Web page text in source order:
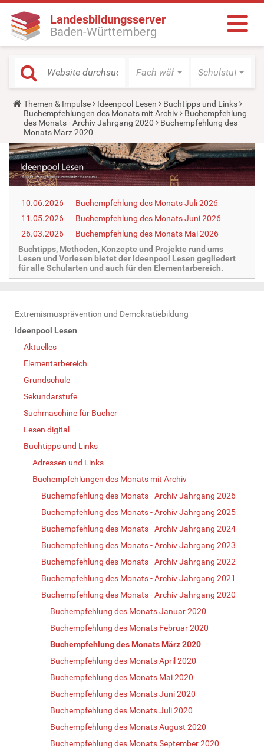
Landesbildungsserver
Baden-Württemberg
Fach wählen Schulstufe
Y
o
u
a
r
e
h
e
r
e
Themen & Impulse Ideenpool Lesen
Buchtipps und Links
Buchempfehlungen des Monats mit Archiv
Buchempfehlung
des Monats - Archiv Jahrgang 2020
Buchempfehlung des
Monats März 2020
10.06.2026
Buchempfehlung des Monats Juli 2026
11.05.2026
Buchempfehlung des Monats Juni 2026
26.03.2026
Buchempfehlung des Monats Mai 2026
Buchtipps, Methoden, Konzepte und Projekte rund ums
Lesen und Vorlesen bietet der Ideenpool Lesen gegliedert
für alle Schularten und auch für den Elementarbereich.
N
a
Extremismusprävention und Demokratiebildung
Ideenpool Lesen
Aktuelles
Elementarbereich
Grundschule
Sekundarstufe
Suchmaschine für Bücher
Lesen digital
Buchtipps und Links
Adressen und Links
Buchempfehlungen des Monats mit Archiv
Buchempfehlung des Monats - Archiv Jahrgang 2026
Buchempfehlung des Monats - Archiv Jahrgang 2025
Buchempfehlung des Monats - Archiv Jahrgang 2024
Buchempfehlung des Monats - Archiv Jahrgang 2023
Buchempfehlung des Monats - Archiv Jahrgang 2022
Buchempfehlung des Monats - Archiv Jahrgang 2021
Buchempfehlung des Monats - Archiv Jahrgang 2020
Buchempfehlung des Monats Januar 2020
Buchempfehlung des Monats Februar 2020
Buchempfehlung des Monats März 2020
Buchempfehlung des Monats April 2020
Buchempfehlung des Monats Mai 2020
Buchempfehlung des Monats Juni 2020
Buchempfehlung des Monats Juli 2020
Buchempfehlung des Monats August 2020
Buchempfehlung des Monats September 2020